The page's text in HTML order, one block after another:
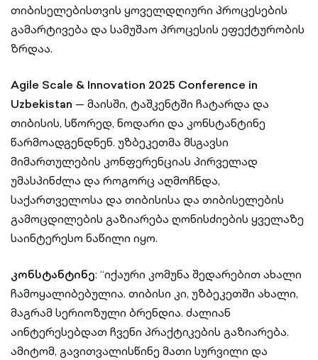
თიბისელებისთვის ყოველდღიური პროცესების
გამარტივება და სამუშაო პროცესის ეფექტურობის
ზრდაა.
Agile Scale & Innovation 2025 Conference in
Uzbekistan — მაისში, ტაშკენტში ჩატარდა და
თიბისის, სწორედ, ნოდარი და კონსტანტინე
წარმოადგენდნენ. უზბეკეთმა მსგავსი
მიმართულების კონფერენციას პირველად
უმასპინძლა და როგორც აღმოჩნდა,
საქართველოსა და თიბისისა და თიბისელების
გამოცდილების გაზიარება ღონისძიების ყველაზე
საინტერესო ნაწილი იყო.
კონსტანტინე: “იქაური კომუნა შედარებით ახალი
ჩამოყალიბებულია. თიბისი კი, უზბეკეთში ახალი,
მაგრამ სერიოზული ბრენდია. ძალიან
აინტერესებდათ ჩვენი პრაქტიკების გაზიარება.
ამიტომ, გავითვალისწინე მათი სურვილი და